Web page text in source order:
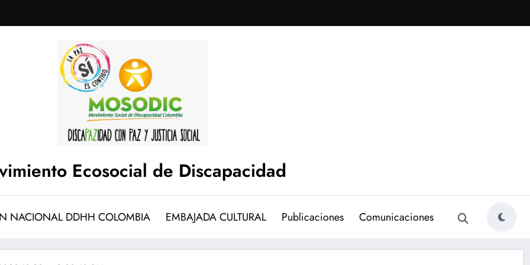
Ecosocial de Discapacidad
NACIONAL DDHH COLOMBIA EMBAJADA CULTURAL Publicaciones Comunicaciones